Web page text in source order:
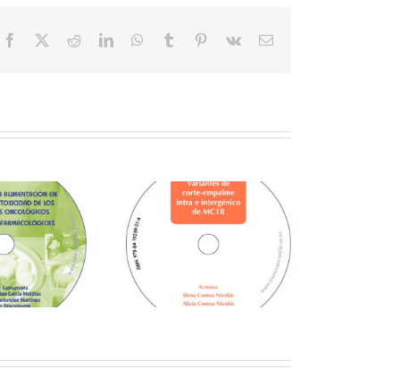
Facebook RedditLinkedInWhatsApp
Tumblr Pinterest
Vk
Correo